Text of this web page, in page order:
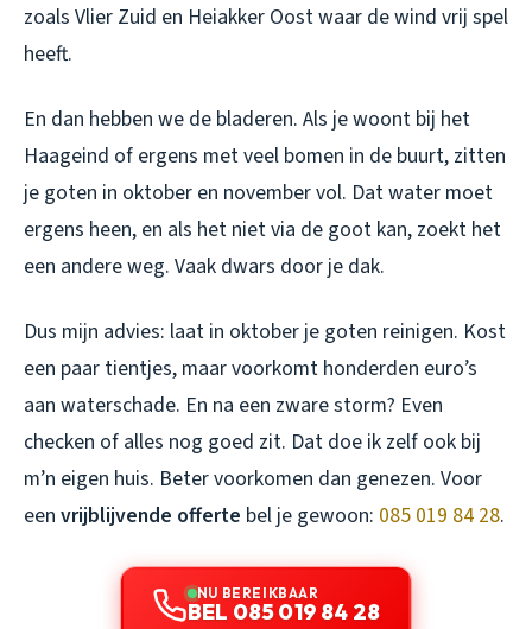
zoals Vlier Zuid en Heiakker Oost waar de wind vrij spel
heeft.
En dan hebben we de bladeren. Als je woont bij het
Haageind of ergens met veel bomen in de buurt, zitten
je goten in oktober en november vol. Dat water moet
ergens heen, en als het niet via de goot kan, zoekt het
een andere weg. Vaak dwars door je dak.
Dus mijn advies: laat in oktober je goten reinigen. Kost
een paar tientjes, maar voorkomt honderden euro’s
aan waterschade. En na een zware storm? Even
checken of alles nog goed zit. Dat doe ik zelf ook bij
m’n eigen huis. Beter voorkomen dan genezen. Voor
een vrijblijvende offerte bel je gewoon: 085 019 84 28.
NU BEREIKBAAR
BEL 085 019 84 28